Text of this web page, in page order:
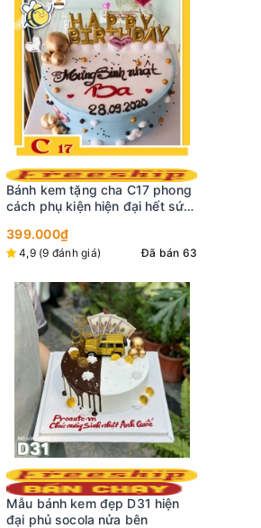
Bánh kem tặng cha C17 phong
cách phụ kiện hiện đại hết sức
399.000₫
4,9 (9 đánh giá) Đã bán 63
Mẫu bánh kem đẹp D31 hiện
đại phủ socola nửa bên